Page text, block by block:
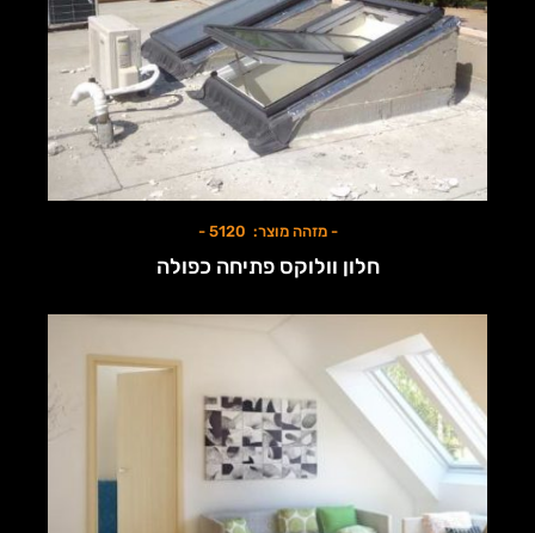
- מזהה מוצר: 5120 -
חלון וולוקס פתיחה כפולה